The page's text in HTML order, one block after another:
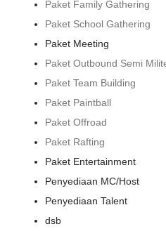
Paket Family Gathering
Paket School Gathering
Paket Meeting
Paket Outbound Semi
Paket Team Building
Paket Paintball
Paket Offroad
Paket Rafting
Paket Entertainment
Penyediaan MC/Host
Penyediaan Talent
dsb